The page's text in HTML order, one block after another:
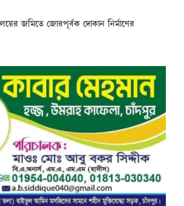
জমিতে জোরপূর্বক দোকান নির্মাণের